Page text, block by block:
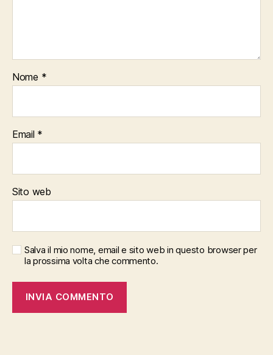
Nome *
Email *
Sito web
Salva il mio nome, email e sito web in questo browser per
la prossima volta che commento.